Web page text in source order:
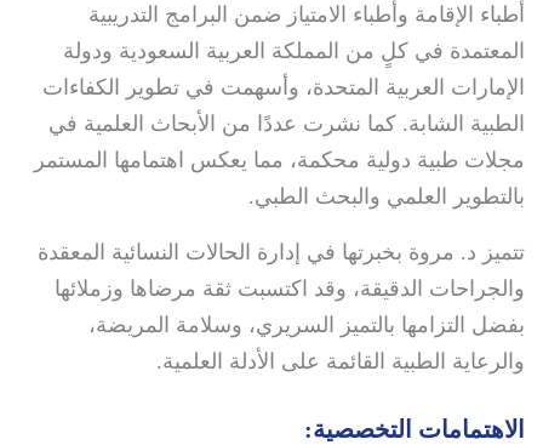
أطباء الإقامة وأطباء الامتياز ضمن البرامج التدريبية
المعتمدة في كلٍ من المملكة العربية السعودية ودولة
الإمارات العربية المتحدة، وأسهمت في تطوير الكفاءات
الطبية الشابة. كما نشرت عددًا من الأبحاث العلمية في
مجلات طبية دولية محكمة، مما يعكس اهتمامها المستمر
بالتطوير العلمي والبحث الطبي.
تتميز د. مروة بخبرتها في إدارة الحالات النسائية المعقدة
والجراحات الدقيقة، وقد اكتسبت ثقة مرضاها وزملائها
بفضل التزامها بالتميز السريري، وسلامة المريضة،
والرعاية الطبية القائمة على الأدلة العلمية.
الاهتمامات التخصصية: